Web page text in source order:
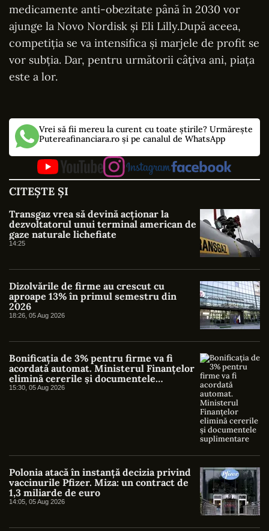
medicamente anti-obezitate până în 2030 vor
ajunge la Novo Nordisk și Eli Lilly.După aceea,
competiția se va intensifica și marjele de profit se
vor subția. Dar, pentru următorii câțiva ani, piața
este a lor.
Vrei să fii mereu la curent cu toate știrile? Urmărește
Putereafinanciara.ro și pe canalul de WhatsApp
CITEȘTE ȘI
Transgaz vrea să devină acționar la
dezvoltatorul unui terminal american de
gaze naturale lichefiate
14:25
Dizolvările de firme au crescut cu
aproape 13% în primul semestru din
2026
18:26, 05 Aug 2026
Bonificația de 3% pentru firme va fi
acordată automat. Ministerul Finanțelor
elimină cererile și documentele
suplimentare
15:30, 05 Aug 2026
Polonia atacă în instanță decizia privind
vaccinurile Pfizer. Miza: un contract de
1,3 miliarde de euro
14:05, 05 Aug 2026